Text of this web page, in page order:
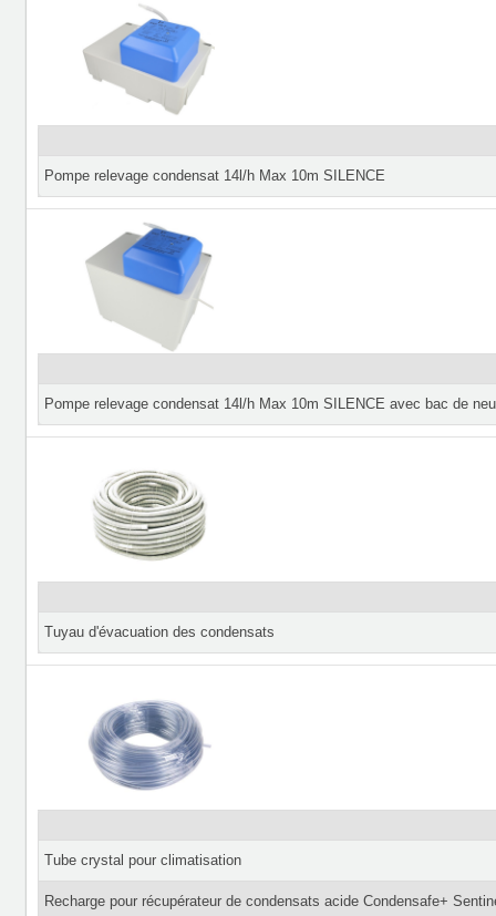
Pompe relevage condensat 14l/h Max 10m SILENCE
Pompe relevage condensat 14l/h Max 10m SILENCE avec bac de
Tuyau d'évacuation des condensats
Tube crystal pour climatisation
Recharge pour récupérateur de condensats acide Condensafe+